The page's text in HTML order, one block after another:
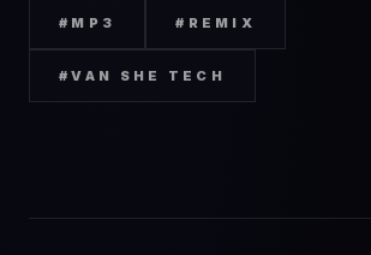
# MP3 # REMIX
#VAN SHE TECH